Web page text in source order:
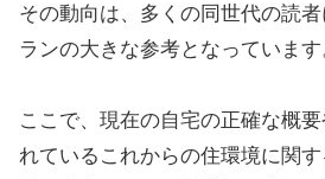
その動向は、多くの同世代の読
ランの大きな参考となっています
ここで、現在の自宅の正確な概
れているこれからの住環境に関